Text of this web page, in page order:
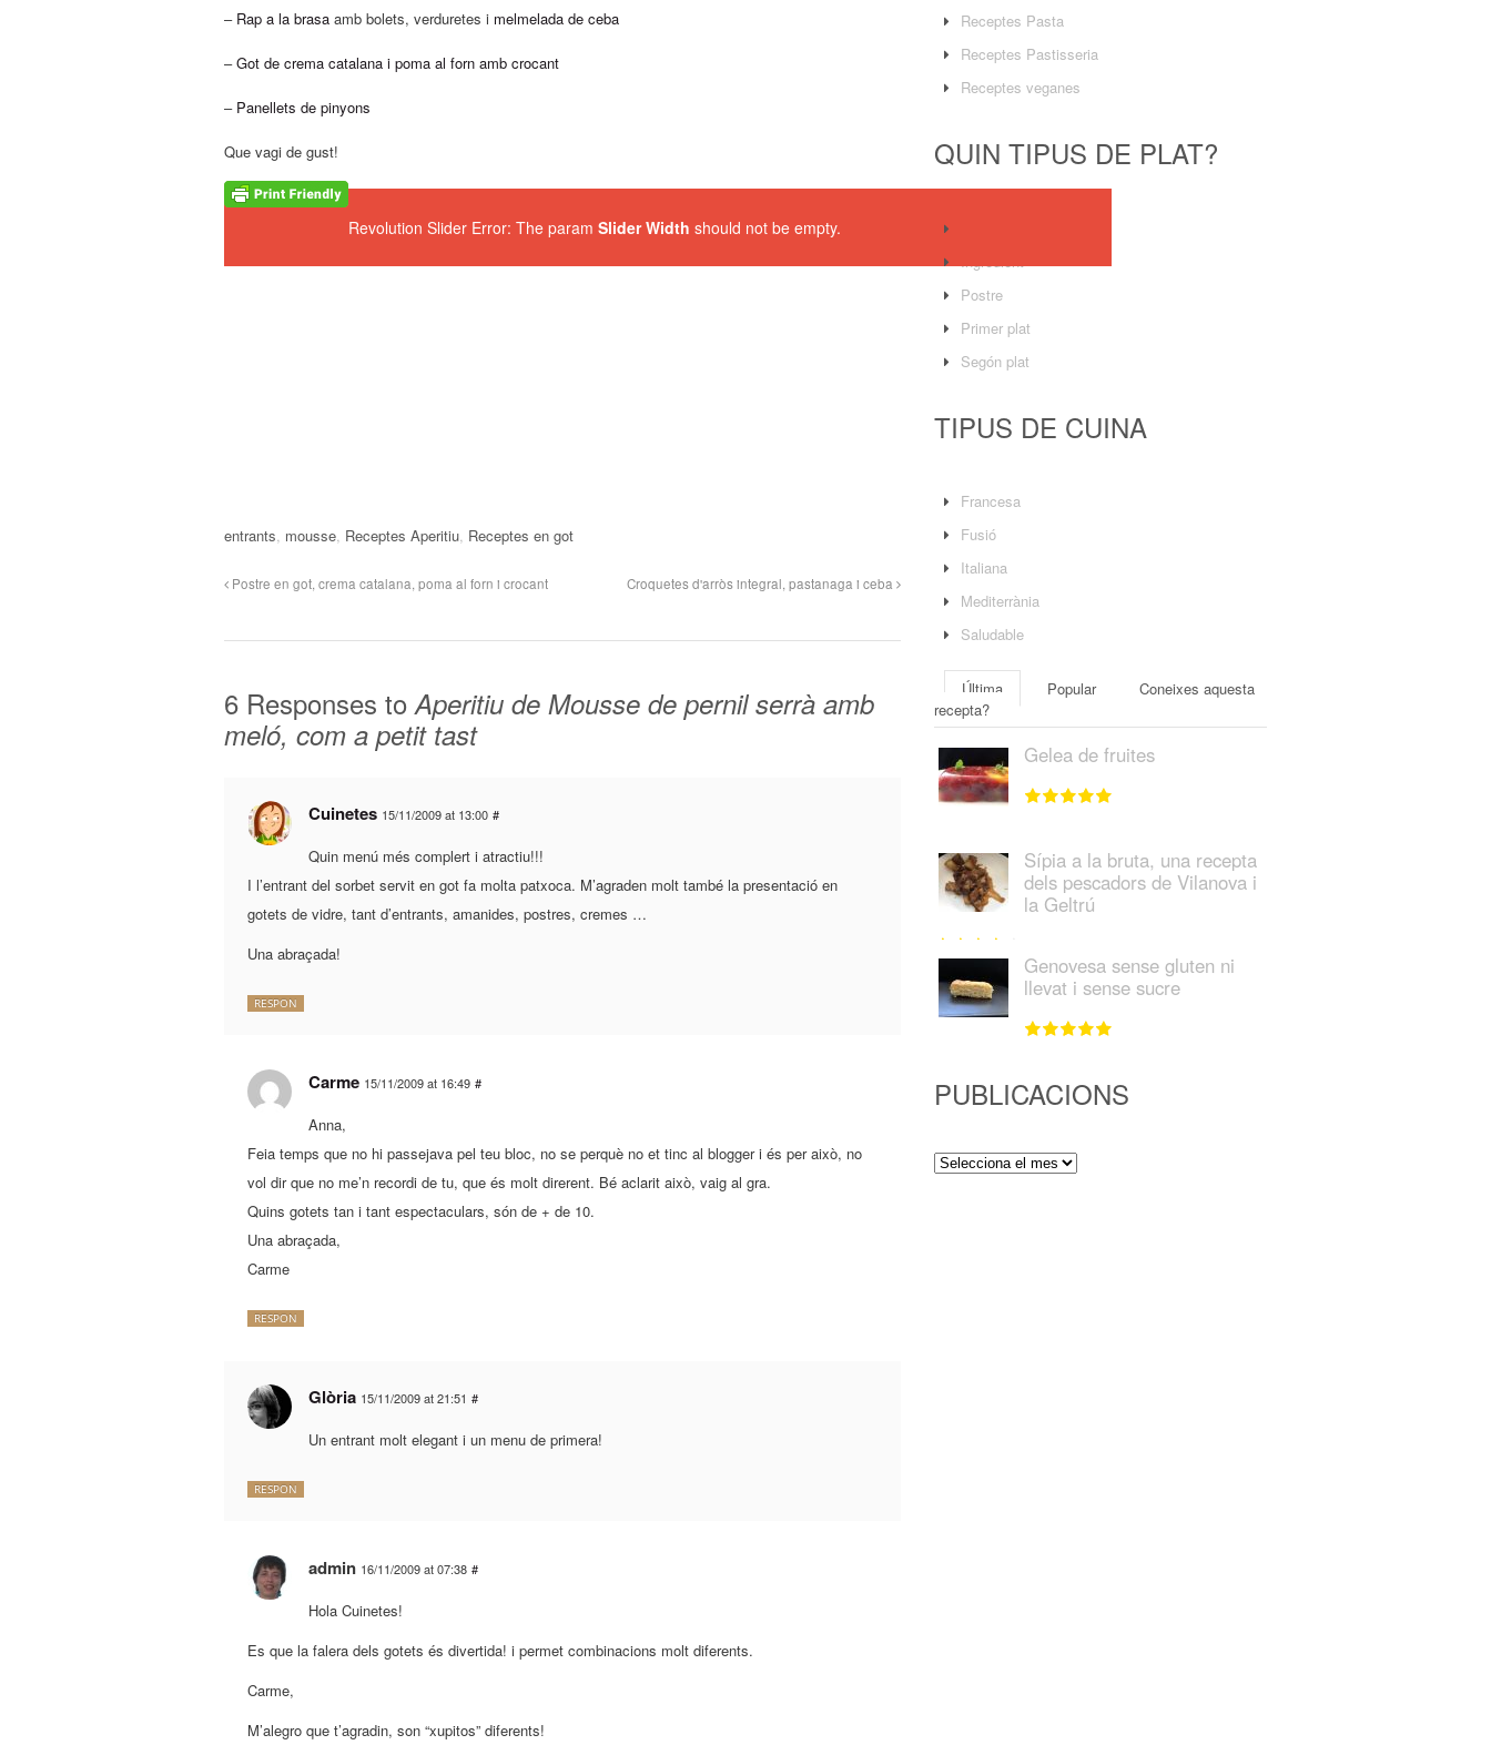
– Rap a la brasa amb bolets, verduretes i melmelada de ceba
–Got de crema catalana i poma al forn amb crocant
– Panellets de pinyons
Que vagi de gust!
Revolution Slider Error: The param Slider Width should not be empty.
entrants mousse Receptes Aperitiu Receptes en got
Postre en got, crema catalana, poma al forn i crocant Croquetes d'arròs integral, pastanaga i ceba
6 Responses to Aperitiu de Mousse de pernil serrà amb
meló, com a petit tast
Cuinetes 15/11/2009 at 13:00 #
Quin menú més complert i atractiu!!!
I l’entrant del sorbet servit en got fa molta patxoca. M’agraden molt també la presentació en
gotets de vidre, tant d’entrants, amanides, postres, cremes …
Una abraçada!
RESPON
Carme 15/11/2009 at 16:49 #
Anna,
Feia temps que no hi passejava pel teu bloc, no se perquè no et tinc al blogger i és per això, no
vol dir que no me’n recordi de tu, que és molt direrent. Bé aclarit això, vaig al gra.
Quins gotets tan i tant espectaculars, són de + de 10.
Una abraçada,
Carme
RESPON
Glòria 15/11/2009 at 21:51 #
Un entrant molt elegant i un menu de primera!
RESPON
admin 16/11/2009 at 07:38 #
Hola Cuinetes!
Es que la falera dels gotets és divertida! i permet combinacions molt diferents.
Carme,
M’alegro que t’agradin, son “xupitos” diferents!
Receptes Pasta
Receptes Pastisseria
Receptes veganes
QUIN TIPUS DE PLAT?
Postre
Primer plat
Segón plat
TIPUS DE CUINA
Francesa
Fusió
Italiana
Mediterrània
Saludable
Última Popular
Coneixes aquesta
recepta?
Gelea de fruites
Sípia a la bruta, una recepta
dels pescadors de Vilanova i
la Geltrú
Genovesa sense gluten ni
llevat i sense sucre
PUBLICACIONS
Publicacions